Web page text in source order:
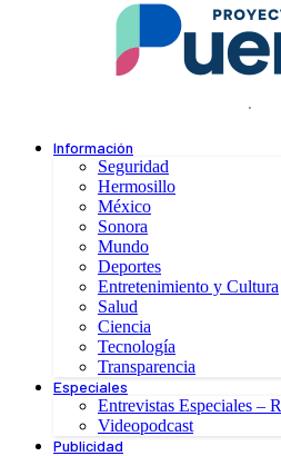
.
Información
Seguridad
Hermosillo
México
Sonora
Mundo
Deportes
Entretenimiento y Cultura
Salud
Ciencia
Tecnología
Transparencia
Especiales
Entrevistas Especiales –
Videopodcast
Publicidad